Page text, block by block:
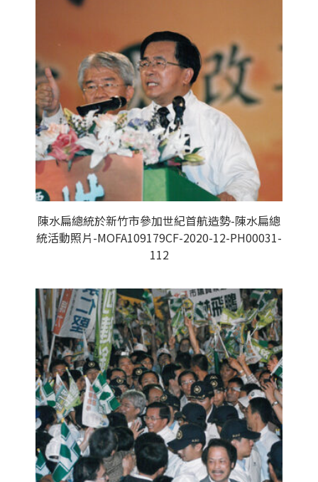
陳水扁總統於新竹市參加世紀首航造勢-陳水扁總
統活動照片-MOFA109179CF-2020-12-PH00031-
112